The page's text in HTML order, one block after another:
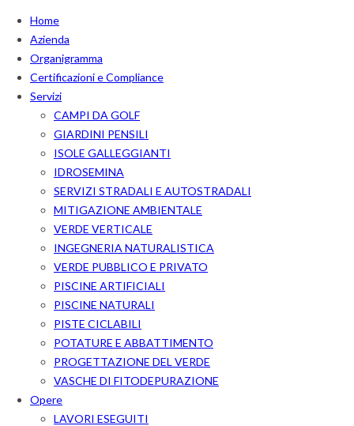
Home
Azienda
Organigramma
Certificazioni e Compliance
Servizi
CAMPI DA GOLF
GIARDINI PENSILI
ISOLE GALLEGGIANTI
IDROSEMINA
SERVIZI STRADALI E AUTOSTRADALI
MITIGAZIONE AMBIENTALE
VERDE VERTICALE
INGEGNERIA NATURALISTICA
VERDE PUBBLICO E PRIVATO
PISCINE ARTIFICIALI
PISCINE NATURALI
PISTE CICLABILI
POTATURE E ABBATTIMENTO
PROGETTAZIONE DEL VERDE
VASCHE DI FITODEPURAZIONE
Opere
LAVORI ESEGUITI